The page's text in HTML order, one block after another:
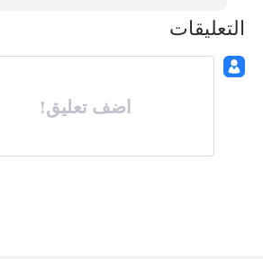
التعليقات
اضف تعليق!